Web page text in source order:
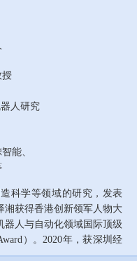
授
人研究
能、
科学等领域的研究，发表
湘获得香港创新领军人物大
器人与自动化领域国际顶级
）。2020年，获深圳经
进模范人物（深圳40年40